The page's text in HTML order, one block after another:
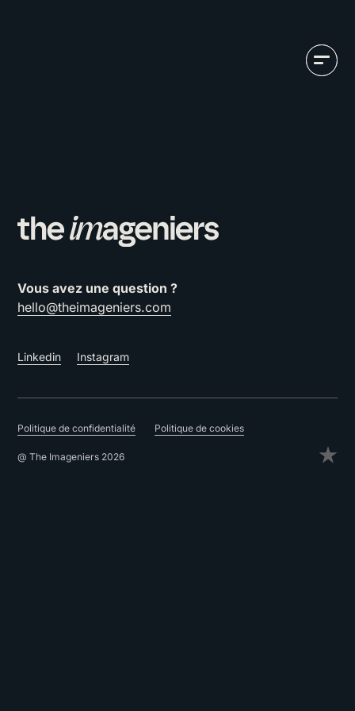
Vous avez une question ?
hello@theimageniers.com
Linkedin Instagram
Politique de confidentialité Politique de cookies
@ The Imageniers 2026